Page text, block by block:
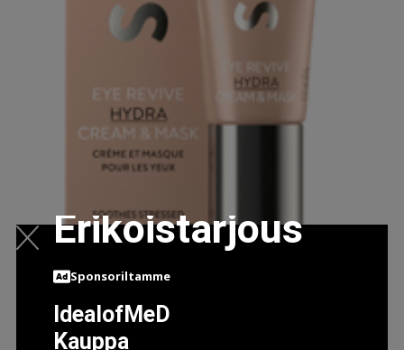
SOS EYE REVIVE CREAM & MASK, 20ML
Erikoistarjous
Sponsoriltamme
IdealofMeD
Kauppa